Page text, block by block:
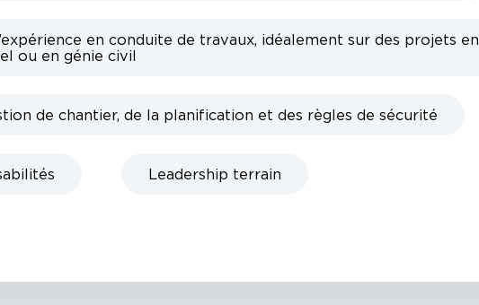
en conduite de travaux, idéalement sur des projets en
ou en génie civil
de chantier, de la planification et des règles de sécurité
Leadership terrain